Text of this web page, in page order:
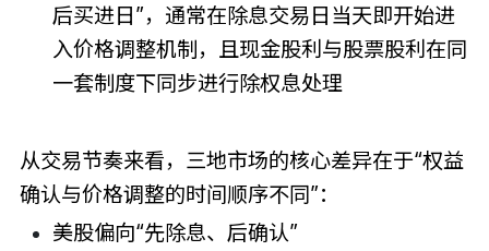
后买进日”，通常在除息交易日当天即开始进
入价格调整机制，且现金股利与股票股利在同
一套制度下同步进行除权息处理
从交易节奏来看，三地市场的核心差异在于“权益
确认与价格调整的时间顺序不同”：
美股偏向“先除息、后确认”